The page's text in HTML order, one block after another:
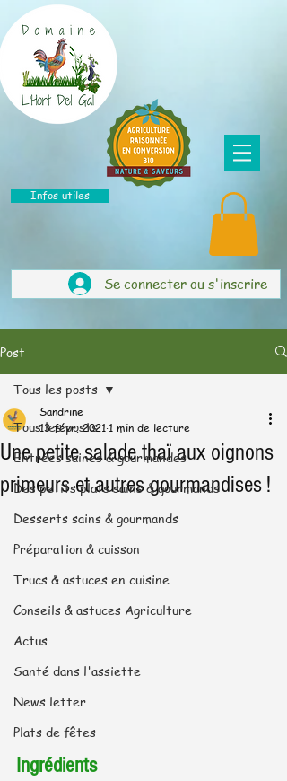
Infos utiles
Se connecter ou s'inscrire
Post
Tous les posts
Entrées saines & gourmandes
Des petits plats sains & gourmands
Desserts sains & gourmands
Préparation & cuisson
Trucs & astuces en cuisine
Conseils & astuces Agriculture
Actus
Santé dans l'assiette
News letter
Plats de fêtes
Tous les posts
Une petite salade thaï aux oignons
primeurs et autres gourmandises !
Sandrine
13 févr. 2021 1 min de lecture
Ingrédients